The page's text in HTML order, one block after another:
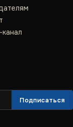
канал
Подписаться